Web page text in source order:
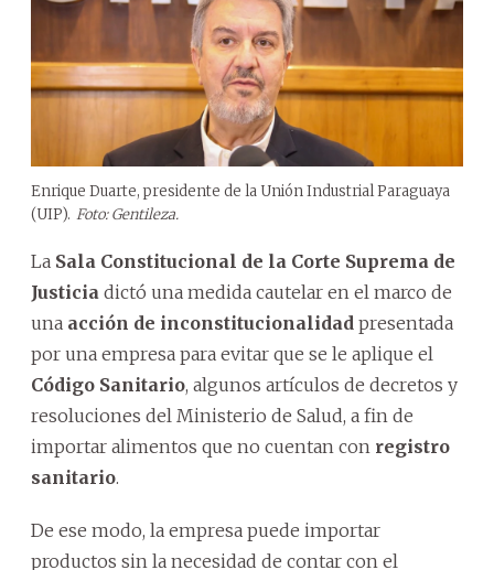
Enrique Duarte, presidente de la Unión Industrial Paraguaya
(UIP). Foto: Gentileza.
La Sala Constitucional de la Corte Suprema de
Justicia dictó una medida cautelar en el marco de
una acción de inconstitucionalidad presentada
por una empresa para evitar que se le aplique el
Código Sanitario, algunos artículos de decretos y
resoluciones del Ministerio de Salud, a fin de
importar alimentos que no cuentan con registro
sanitario.
De ese modo, la empresa puede importar
productos sin la necesidad de contar con el